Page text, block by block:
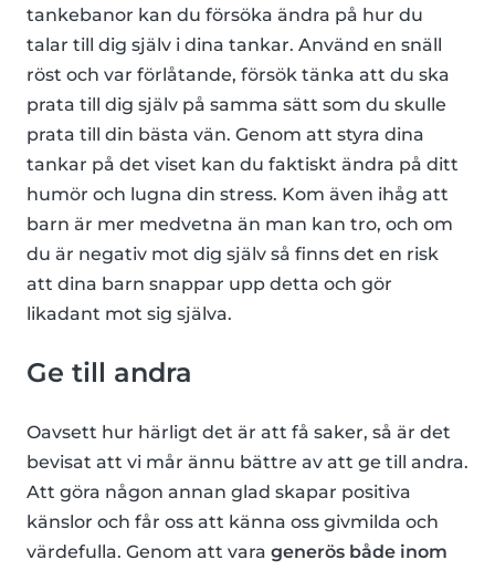
tankebanor kan du försöka ändra på hur du
talar till dig själv i dina tankar. Använd en snäll
röst och var förlåtande, försök tänka att du ska
prata till dig själv på samma sätt som du skulle
prata till din bästa vän. Genom att styra dina
tankar på det viset kan du faktiskt ändra på ditt
humör och lugna din stress. Kom även ihåg att
barn är mer medvetna än man kan tro, och om
du är negativ mot dig själv så finns det en risk
att dina barn snappar upp detta och gör
likadant mot sig själva.
Ge till andra
Oavsett hur härligt det är att få saker, så är det
bevisat att vi mår ännu bättre av att ge till andra.
Att göra någon annan glad skapar positiva
känslor och får oss att känna oss givmilda och
värdefulla. Genom att vara generös både inom